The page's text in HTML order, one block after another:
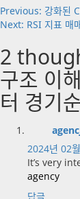
Post
Previous: 강화된
Next: RSI 지표 매
2
구조 이
터 경기
2024년 02
It’s very
agency